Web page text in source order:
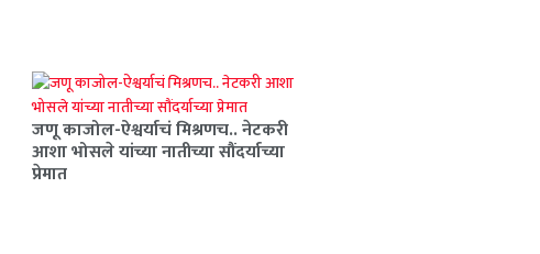
जणू काजोल-ऐश्वर्याचं मिश्रणच.. नेटकरी
आशा भोसले यांच्या नातीच्या सौंदर्याच्या
प्रेमात